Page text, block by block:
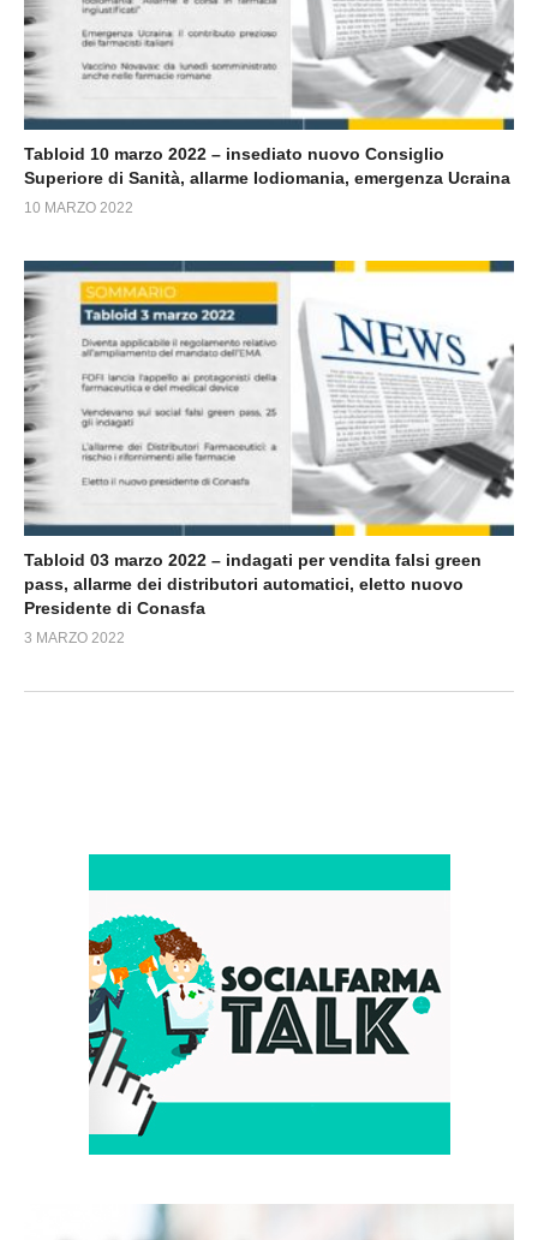
Tabloid 10 marzo 2022 – insediato nuovo Consiglio
Superiore di Sanità, allarme Iodiomania, emergenza Ucraina
10 MARZO 2022
Tabloid 03 marzo 2022 – indagati per vendita falsi green
pass, allarme dei distributori automatici, eletto nuovo
Presidente di Conasfa
3 MARZO 2022